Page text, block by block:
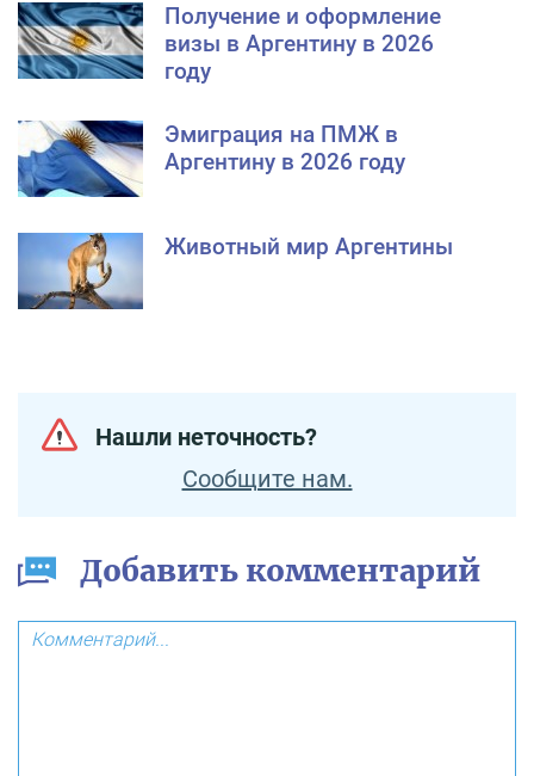
Получение и оформление
визы в Аргентину в 2026
году
Эмиграция на ПМЖ в
Аргентину в 2026 году
Животный мир Аргентины
Нашли неточность?
Сообщите нам.
Добавить комментарий